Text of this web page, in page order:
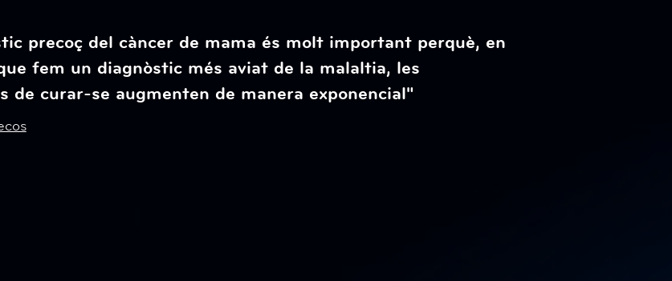
precoç del càncer de mama és molt important perquè, en
fem un diagnòstic més aviat de la malaltia, les
de curar-se augmenten de manera exponencial"